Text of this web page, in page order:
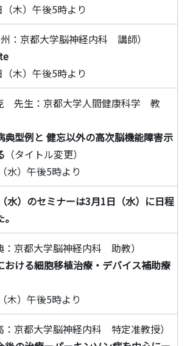
木）午後5時より
：京都大学脳神経内科 講師）
木）午後5時より
先生：京都大学人間健康科学 教
典型例と 健忘以外の高次脳機能障害示
（タイトル変更）
水）午後5時より
水）のセミナーは3月1日（水）に日程
京都大学脳神経内科 助教）
おける細胞移植治療・デバイス補助療
木）午後5時より
京都大学脳神経内科 特定准教授）